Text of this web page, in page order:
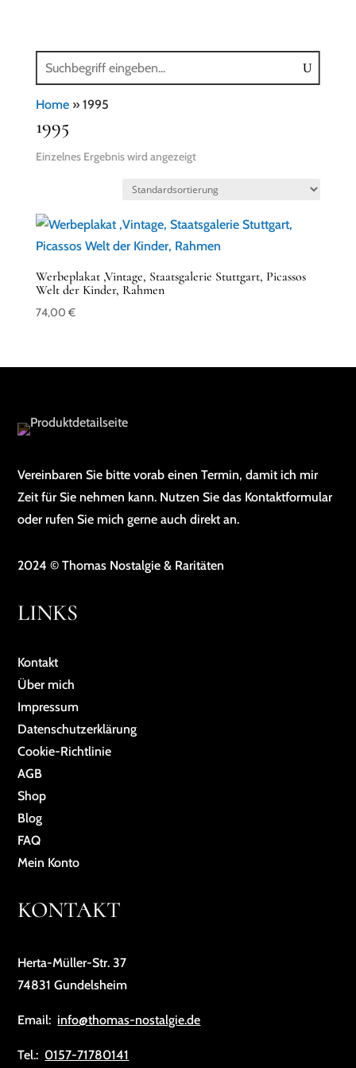
Home» 1995
1995
Einzelnes Ergebnis wird angezeigt
Werbeplakat ,Vintage, Staatsgalerie Stuttgart, Picassos
Welt der Kinder, Rahmen
74,00 €
Vereinbaren Sie bitte vorab einen Termin, damit ich mir
Zeit für Sie nehmen kann. Nutzen Sie das Kontaktformular
oder rufen Sie mich gerne auch direkt an.
2024 © Thomas Nostalgie & Raritäten
LINKS
Kontakt
Über mich
Impressum
Da­ten­schutz­er­klä­rung
Cookie-Richtlinie
AGB
Shop
Blog
FAQ
Mein Konto
KONTAKT
Herta-Müller-Str. 37
74831 Gundelsheim
Email: info@thomas-nostalgie.de
Tel.: 0157-71780141